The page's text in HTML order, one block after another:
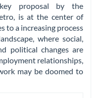
proposal by the
is at the center of
to a increasing process
where social,
political changes are
relationships,
may be doomed to